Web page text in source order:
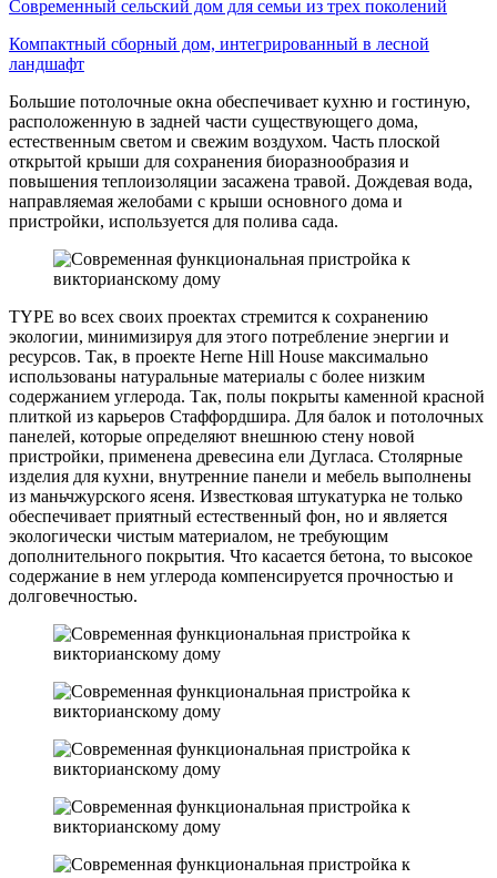
Современный сельский дом для семьи из трех поколений
Компактный сборный дом, интегрированный в лесной
ландшафт
Большие потолочные окна обеспечивает кухню и гостиную,
расположенную в задней части существующего дома,
естественным светом и свежим воздухом. Часть плоской
открытой крыши для сохранения биоразнообразия и
повышения теплоизоляции засажена травой. Дождевая вода,
направляемая желобами с крыши основного дома и
пристройки, используется для полива сада.
TYPE во всех своих проектах стремится к сохранению
экологии, минимизируя для этого потребление энергии и
ресурсов. Так, в проекте Herne Hill House максимально
использованы натуральные материалы с более низким
содержанием углерода. Так, полы покрыты каменной красной
плиткой из карьеров Стаффордшира. Для балок и потолочных
панелей, которые определяют внешнюю стену новой
пристройки, применена древесина ели Дугласа. Столярные
изделия для кухни, внутренние панели и мебель выполнены
из маньчжурского ясеня. Известковая штукатурка не только
обеспечивает приятный естественный фон, но и является
экологически чистым материалом, не требующим
дополнительного покрытия. Что касается бетона, то высокое
содержание в нем углерода компенсируется прочностью и
долговечностью.